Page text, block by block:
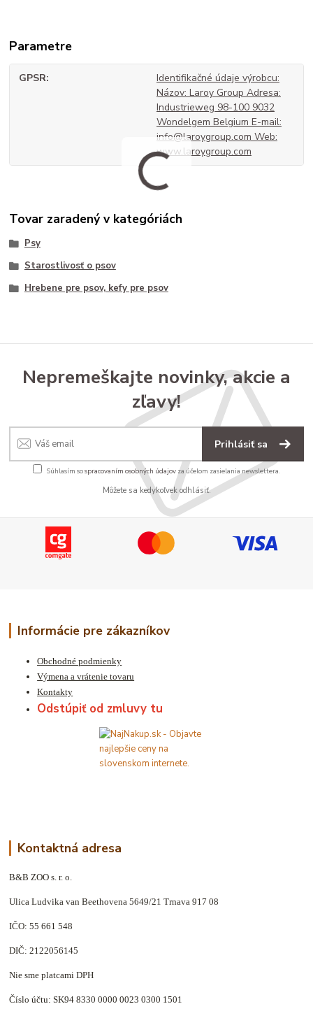
Parametre
GPSR
Identifikačné údaje výrobcu:
Názov: Laroy Group Adresa:
Industrieweg 98-100 9032
Wondelgem Belgium E-mail:
info@laroygroup.com Web:
www.laroygroup.com
Tovar zaradený v kategóriách
Psy
Starostlivosť o psov
Hrebene pre psov, kefy pre psov
Nepremeškajte novinky, akcie a
zľavy!
Prihlásiť sa
Súhlasím sospracovaním osobných údajov za účelom zasielania newslettera.
Môžete sa kedykoľvek odhlásiť.
Informácie pre zákazníkov
Obchodné podmienky
Výmena a vrátenie tovaru
Kontakty
Odstúpiť od zmluvy tu
Kontaktná adresa
B&B ZOO s. r. o.
Ulica Ludvika van Beethovena 5649/21 Trnava 917 08
IČO: 55 661 548
DIČ: 2122056145
Nie sme platcami DPH
Číslo účtu: SK94 8330 0000 0023 0300 1501